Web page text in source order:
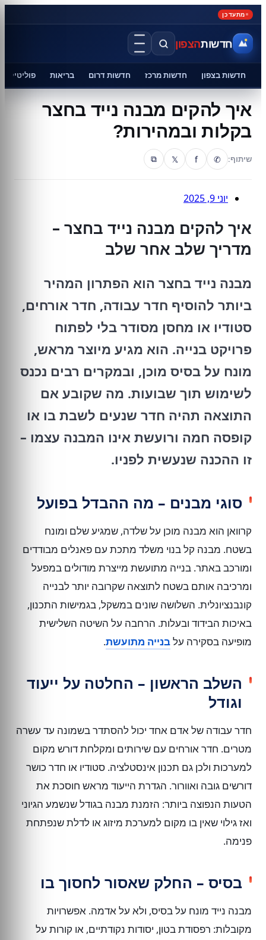
מתעדכן
חדשותהצפון
חדשות בצפון חדשות מרכז חדשות דרום בריאות פוליטיקה
איך להקים מבנה נייד בחצר
בקלות ובמהירות?
שיתוף: ✆
f
𝕏
⧉
יוני 9, 2025
איך להקים מבנה נייד בחצר –
מדריך שלב אחר שלב
מבנה נייד בחצר הוא הפתרון המהיר
ביותר להוסיף חדר עבודה, חדר אורחים,
סטודיו או מחסן מסודר בלי לפתוח
פרויקט בנייה. הוא מגיע מיוצר מראש,
מונח על בסיס מוכן, ובמקרים רבים נכנס
לשימוש תוך שבועות. מה שקובע אם
התוצאה תהיה חדר שנעים לשבת בו או
קופסה חמה ורועשת אינו המבנה עצמו –
זו ההכנה שנעשית לפניו.
סוגי מבנים – מה ההבדל בפועל
קרוואן הוא מבנה מוכן על שלדה, שמגיע שלם ומונח
בשטח. מבנה קל בנוי משלד מתכת עם פאנלים מבודדים
ומורכב באתר. בנייה מתועשת מייצרת מודולים במפעל
ומרכיבה אותם בשטח לתוצאה שקרובה יותר לבנייה
קונבנציונלית. השלושה שונים במשקל, בגמישות התכנון,
באיכות הבידוד ובעלות. הרחבה על השיטה השלישית
מופיעה בסקירה עלבנייה מתועשת.
השלב הראשון – החלטה על ייעוד
וגודל
חדר עבודה של אדם אחד יכול להסתדר בשמונה עד עשרה
מטרים. חדר אורחים עם שירותים ומקלחת דורש מקום
למערכות ולכן גם תכנון אינסטלציה. סטודיו או חדר כושר
דורשים גובה ואוורור. הגדרת הייעוד מראש חוסכת את
הטעות הנפוצה ביותר: הזמנת מבנה בגודל שנשמע הגיוני
ואז גילוי שאין בו מקום למערכת מיזוג או לדלת שנפתחת
פנימה.
בסיס – החלק שאסור לחסוך בו
מבנה נייד מונח על בסיס, ולא על אדמה. אפשרויות
מקובלות: רפסודת בטון, יסודות נקודתיים, או קורות על